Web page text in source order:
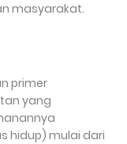
masyarakat.
primer
yang
hidup) mulai dari